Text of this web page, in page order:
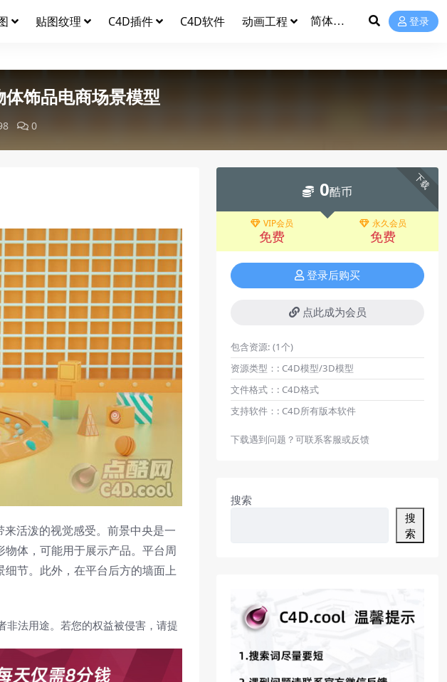
贴图纹理 C4D插件 C4D软件 动画工程 登录
饰品电商场景模型
0
活泼的视觉感受。前景中央是一
体，可能用于展示产品。平台周
节。此外，在平台后方的墙面上
非法用途。若您的权益被侵害，请提
下载
0酷币
VIP会员
免费
永久会员
免费
登录后购买
点此成为会员
包含资源: (1个)
资源类型：: C4D模型/3D模型
文件格式：: C4D格式
支持软件：: C4D所有版本软件
下载遇到问题？可联系客服或反馈
搜索
搜
索